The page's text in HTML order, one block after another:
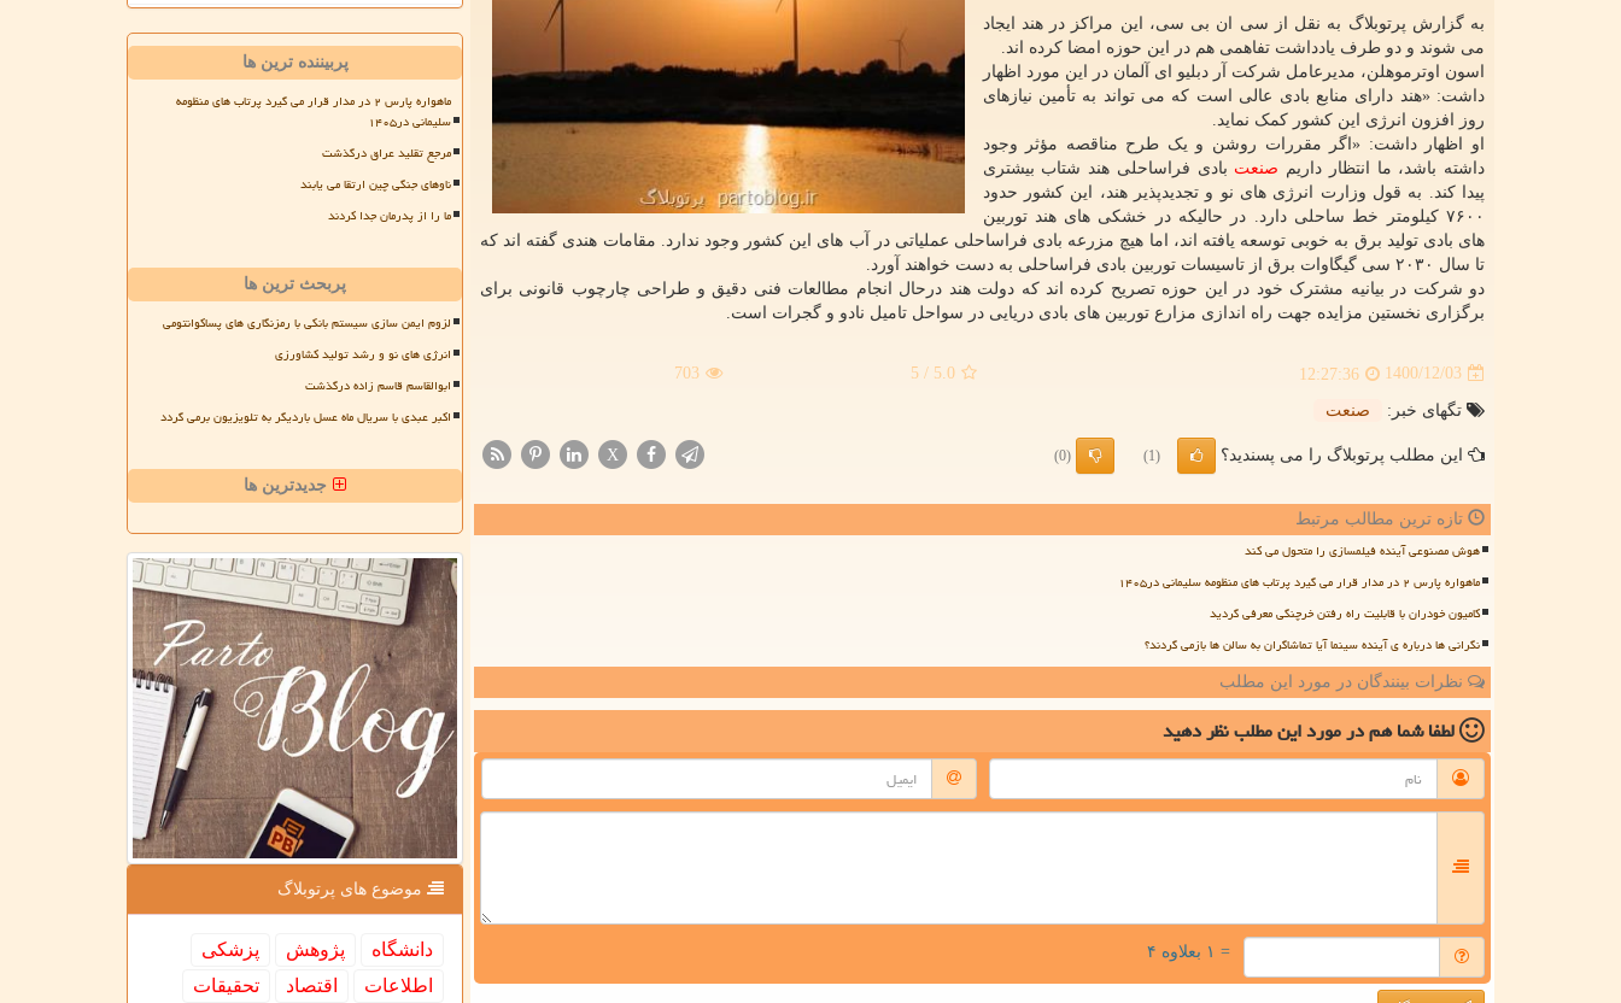
به گزارش پرتوبلاگ به نقل از سی ان بی سی، این مراکز در هند ایجاد
می شوند و دو طرف یادداشت تفاهمی هم در این حوزه امضا کرده اند.
اسون اوترموهلن، مدیرعامل شرکت آر دبلیو ای آلمان در این مورد اظهار
داشت: «هند دارای منابع بادی عالی است که می تواند به تأمین نیازهای
روز افزون انرژی این کشور کمک نماید.
او اظهار داشت: «اگر مقررات روشن و یک طرح مناقصه مؤثر وجود
داشته باشد، ما انتظار داریم صنعت بادی فراساحلی هند شتاب بیشتری
پیدا کند. به قول وزارت انرژی های نو و تجدیدپذیر هند، این کشور حدود
۷۶۰۰ کیلومتر خط ساحلی دارد. در حالیکه در خشکی های هند توربین
های بادی تولید برق به خوبی توسعه یافته اند، اما هیچ مزرعه بادی فراساحلی عملیاتی در آب های این کشور وجود ندارد. مقامات هندی گفته اند که
تا سال ۲۰۳۰ سی گیگاوات برق از تاسیسات توربین بادی فراساحلی به دست خواهند آورد.
دو شرکت در بیانیه مشترک خود در این حوزه تصریح کرده اند که دولت هند درحال انجام مطالعات فنی دقیق و طراحی چارچوب قانونی برای
برگزاری نخستین مزایده جهت راه اندازی مزارع توربین های بادی دریایی در سواحل تامیل نادو و گجرات است.
1400/12/03
12:27:36
5.0
/ 5
703
تگهای خبر: صنعت
این مطلب پرتوبلاگ را می پسندید؟ (1)
(0)
X
تازه ترین مطالب مرتبط
هوش مصنوعی آینده فیلمسازی را متحول می کند
ماهواره پارس ۲ در مدار قرار می گیرد پرتاب های منظومه سلیمانی در۱۴۰۵
کامیون خودران با قابلیت راه رفتن خرچنگی معرفی گردید
نگرانی ها درباره ی آینده سینما آیا تماشاگران به سالن ها بازمی گردند؟
نظرات بینندگان در مورد این مطلب
لطفا شما همدر مورد این مطلبنظر دهید
= ۱ بعلاوه ۴
پربیننده ترین ها
ماهواره پارس ۲ در مدار قرار می گیرد پرتاب های منظومه
سلیمانی در۱۴۰۵
مرجع تقلید عراق درگذشت
ناوهای جنگی چین ارتقا می یابند
ما را از پدرمان جدا کردند
پربحث ترین ها
لزوم ایمن سازی سیستم بانکی با رمزنگاری های پساکوانتومی
انرژی های نو و رشد تولید کشاورزی
ابوالقاسم قاسم زاده درگذشت
اکبر عبدی با سریال ماه عسل باردیگر به تلویزیون برمی گردد
جدیدترین ها
موضوع های پرتوبلاگ
دانشگاه پژوهش
پزشكی
اطلاعات
اقتصاد تحقیقات